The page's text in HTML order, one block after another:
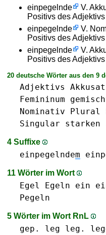
einpegelnde
V.
Positivs des
einpegelnde
V.
Positivs des
einpegelnde
V.
Positivs des
20 deutsche Wörter aus den 9
Adjektivs
Femininum
Nominativ
Plural
Singular
starken
4 Suffixe
einpegelndem
11 Wörter im Wort
Egel Egeln ein
Pegeln
5 Wörter im Wort RnL
gep. leg leg.